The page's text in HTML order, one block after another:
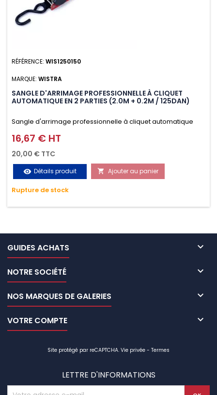
RÉFÉRENCE: WIS1250150
MARQUE: WISTRA
SANGLE D'ARRIMAGE PROFESSIONNELLE À CLIQUET
AUTOMATIQUE EN 2 PARTIES (2.0M + 0.2M / 125DAN)
Sangle d'arrimage professionnelle à cliquet automatique
avec crochet S en 2 parties (2.0M + 0.2M / 125daN), simple et
rapide d'utilisation. Permet d'arrimer et de sécuriser
vos chargements pendant le transport. Matière polyester
très résistante aux UV et aux variations de températures,
n'absorbe pas l'eau.
Prix
16,67 € HT
20,00 € TTC
visibility Détails produit  Ajouter au panier
Rupture de stock
GUIDES ACHATS 
NOTRE SOCIÉTÉ 
NOS MARQUES DE GALERIES 
VOTRE COMPTE 
Site protégé par reCAPTCHA. Vie privée - Termes
LETTRE D'INFORMATIONS